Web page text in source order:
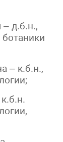
– д.б.н.,
– к.б.н.,